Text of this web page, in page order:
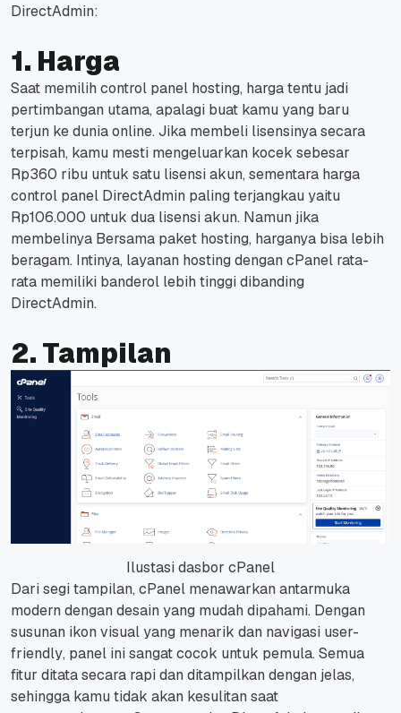
DirectAdmin:
1. Harga
Saat memilih control panel hosting, harga tentu jadi
pertimbangan utama, apalagi buat kamu yang baru
terjun ke duniaonline. Jika membeli lisensinya secara
terpisah, kamu mesti mengeluarkan kocek sebesar
Rp360 ribu untuk satu lisensi akun, sementara harga
control panel DirectAdmin paling terjangkau yaitu
Rp106.000 untuk dua lisensi akun. Namun jika
membelinya Bersama paket hosting, harganya bisa lebih
beragam. Intinya, layanan hosting dengan cPanel rata-
rata memiliki banderol lebih tinggi dibanding
DirectAdmin.
2. Tampilan
Ilustasi dasbor cPanel
Dari segi tampilan, cPanel menawarkan antarmuka
modern dengan desain yang mudah dipahami. Dengan
susunan ikon visual yang menarik dan navigasi user-
friendly, panel ini sangat cocok untuk pemula. Semua
fitur ditata secara rapi dan ditampilkan dengan jelas,
sehingga kamu tidak akan kesulitan saat